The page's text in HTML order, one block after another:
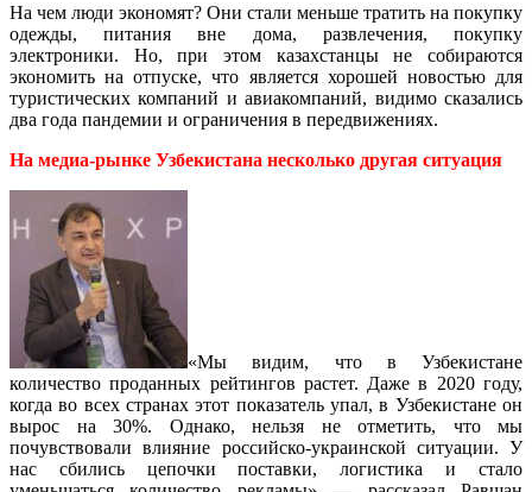
На чем люди экономят? Они стали меньше тратить на покупку
одежды, питания вне дома, развлечения, покупку
электроники. Но, при этом казахстанцы не собираются
экономить на отпуске, что является хорошей новостью для
туристических компаний и авиакомпаний, видимо сказались
два года пандемии и ограничения в передвижениях.
На медиа-рынке Узбекистана несколько другая ситуация
«Мы видим, что в Узбекистане
количество проданных рейтингов растет. Даже в 2020 году,
когда во всех странах этот показатель упал, в Узбекистане он
вырос на 30%. Однако, нельзя не отметить, что мы
почувствовали влияние российско-украинской ситуации. У
нас сбились цепочки поставки, логистика и стало